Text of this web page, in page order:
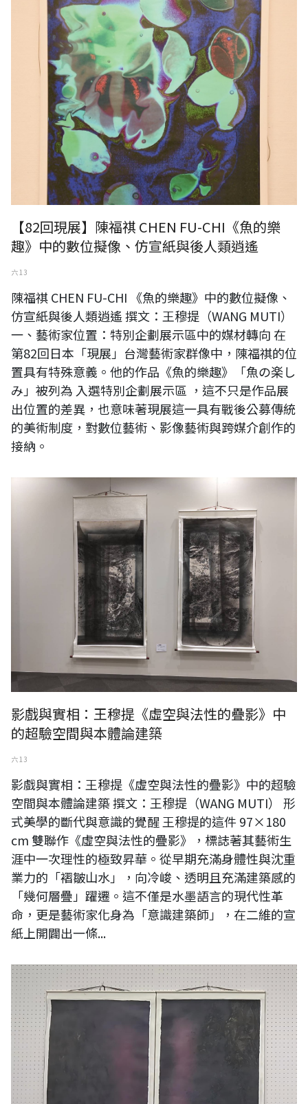
【82回現展】陳福祺 CHEN FU-CHI《魚的樂
趣》中的數位擬像、仿宣紙與後人類逍遙
六 13
陳福祺 CHEN FU-CHI 《魚的樂趣》中的數位擬像、
仿宣紙與後人類逍遙 撰文：王穆提（WANG MUTI）
一、藝術家位置：特別企劃展示區中的媒材轉向 在
第82回日本「現展」台灣藝術家群像中，陳福祺的位
置具有特殊意義。他的作品《魚的樂趣》「魚の楽し
み」被列為 入選特別企劃展示區 ，這不只是作品展
出位置的差異，也意味著現展這一具有戰後公募傳統
的美術制度，對數位藝術、影像藝術與跨媒介創作的
接納。
影戲與實相：王穆提《虛空與法性的疊影》中
的超驗空間與本體論建築
六 13
影戲與實相：王穆提《虛空與法性的疊影》中的超驗
空間與本體論建築 撰文：王穆提（WANG MUTI） 形
式美學的斷代與意識的覺醒 王穆提的這件 97×180
cm 雙聯作《虛空與法性的疊影》，標誌著其藝術生
涯中一次理性的極致昇華。從早期充滿身體性與沈重
業力的「褶皺山水」，向冷峻、透明且充滿建築感的
「幾何層疊」躍遷。這不僅是水墨語言的現代性革
命，更是藝術家化身為「意識建築師」，在二維的宣
紙上開闢出一條...